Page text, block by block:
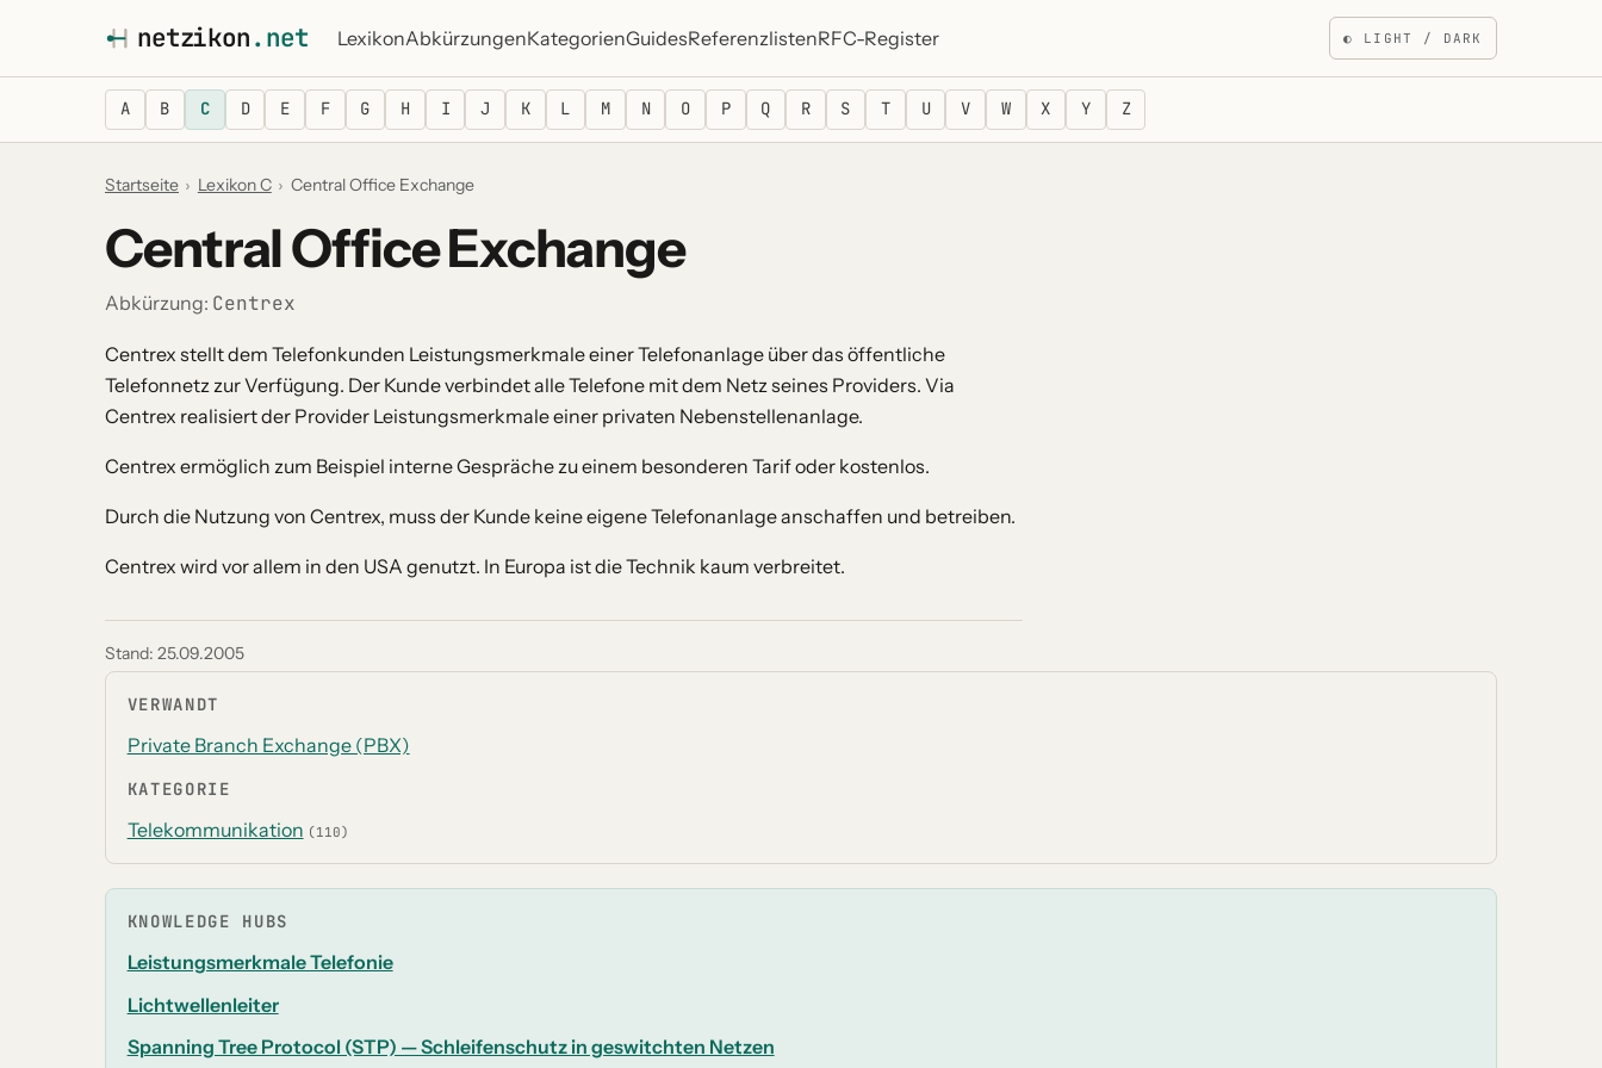
netzikon.net LexikonAbkürzungenKategorienGuidesReferenzlistenRFC-Register ◐ LIGHT / DARK
A B C D E F G H I J K L M N O P Q R S T U V W X Y Z
Startseite › Lexikon C › Central Office Exchange
Central Office Exchange
Abkürzung: Centrex
Centrex stellt dem Telefonkunden Leistungsmerkmale einer Telefonanlage über das öffentliche
Telefonnetz zur Verfügung. Der Kunde verbindet alle Telefone mit dem Netz seines Providers. Via
Centrex realisiert der Provider Leistungsmerkmale einer privaten Nebenstellenanlage.
Centrex ermöglich zum Beispiel interne Gespräche zu einem besonderen Tarif oder kostenlos.
Durch die Nutzung von Centrex, muss der Kunde keine eigene Telefonanlage anschaffen und betreiben.
Centrex wird vor allem in den USA genutzt. In Europa ist die Technik kaum verbreitet.
Stand: 25.09.2005
VERWANDT
Private Branch Exchange (PBX)
KATEGORIE
Telekommunikation (110)
KNOWLEDGE HUBS
Leistungsmerkmale Telefonie
Lichtwellenleiter
Spanning Tree Protocol (STP) — Schleifenschutz in geswitchten Netzen